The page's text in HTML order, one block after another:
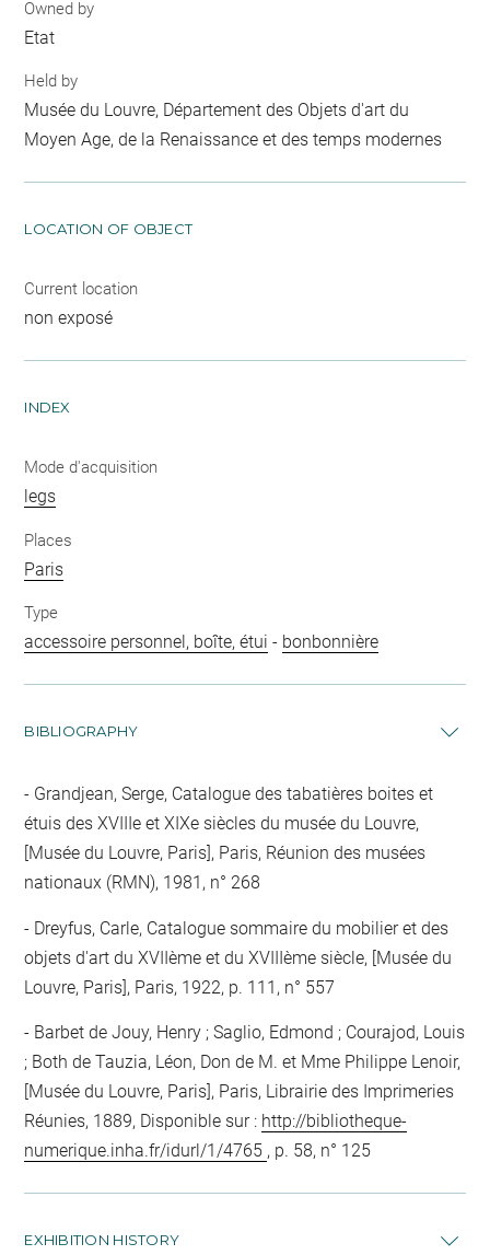
Owned by
Etat
Held by
Musée du Louvre, Département des Objets d'art du
Moyen Age, de la Renaissance et des temps modernes
LOCATION OF OBJECT
Current location
non exposé
INDEX
Mode d'acquisition
legs
Places
Paris
Type
accessoire personnel, boîte, étui - bonbonnière
BIBLIOGRAPHY
Grandjean, Serge, Catalogue des tabatières boites et
étuis des XVIIIe et XIXe siècles du musée du Louvre,
[Musée du Louvre, Paris], Paris, Réunion des musées
nationaux (RMN), 1981, n° 268
Dreyfus, Carle, Catalogue sommaire du mobilier et des
objets d'art du XVIIème et du XVIIIème siècle, [Musée du
Louvre, Paris], Paris, 1922, p. 111, n° 557
Barbet de Jouy, Henry ; Saglio, Edmond ; Courajod, Louis
; Both de Tauzia, Léon, Don de M. et Mme Philippe Lenoir,
[Musée du Louvre, Paris], Paris, Librairie des Imprimeries
Réunies, 1889, Disponible sur : http://bibliotheque-
numerique.inha.fr/idurl/1/4765 , p. 58, n° 125
EXHIBITION HISTORY